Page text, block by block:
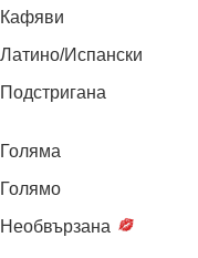
Кафяви
Латино/Испански
Подстригана
Голяма
Голямо
Необвързана